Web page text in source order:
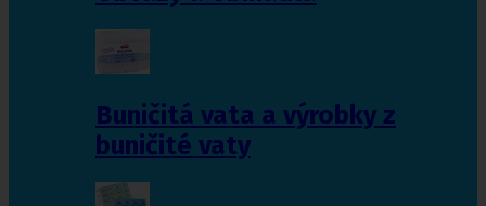
Buničitá vata a výrobky z
buničité vaty